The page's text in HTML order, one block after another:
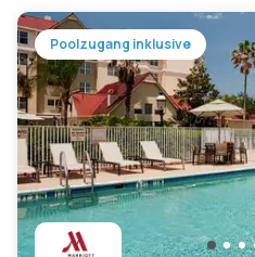
Poolzugang inklusive